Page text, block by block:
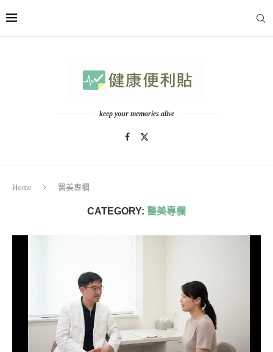
keep your memories alive
Home 醫美專欄
CATEGORY: 醫美專欄